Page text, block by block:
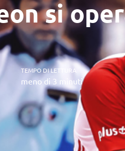
si
TEMPO DI LETTURA
meno di 3 minuti